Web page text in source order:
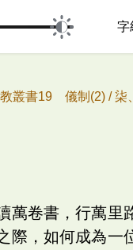
字
叢書19 儀制(2) /柒
萬卷書，行萬里
際，如何成為一